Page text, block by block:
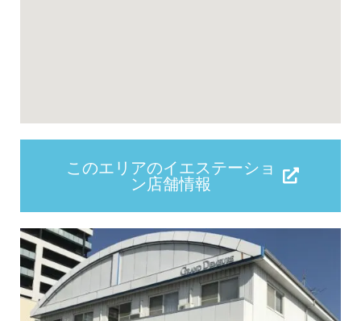
このエリアのイエステーショ
ン店舗情報